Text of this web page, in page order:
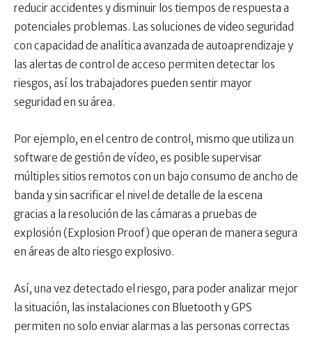
reducir accidentes y disminuir los tiempos de respuesta a
potenciales problemas. Las soluciones de video seguridad
con capacidad de analítica avanzada de autoaprendizaje y
las alertas de control de acceso permiten detectar los
riesgos, así los trabajadores pueden sentir mayor
seguridad en su área.
Por ejemplo, en el centro de control, mismo que utiliza un
software de gestión de vídeo, es posible supervisar
múltiples sitios remotos con un bajo consumo de ancho de
banda y sin sacrificar el nivel de detalle de la escena
gracias a la resolución de las cámaras a pruebas de
explosión (Explosion Proof) que operan de manera segura
en áreas de alto riesgo explosivo.
Así, una vez detectado el riesgo, para poder analizar mejor
la situación, las instalaciones con Bluetooth y GPS
permiten no solo enviar alarmas a las personas correctas